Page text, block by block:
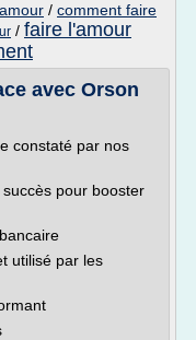
/ comment faire
/ faire l'amour
avec Orson
constaté par nos
pour booster
utilisé par les